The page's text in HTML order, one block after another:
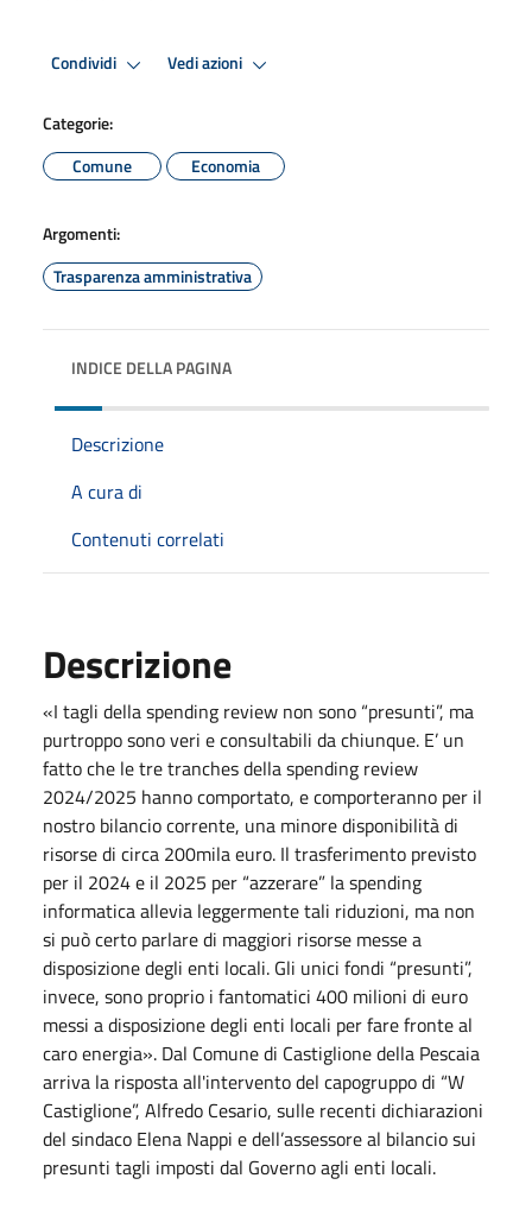
Condividi Vedi azioni
Categorie:
Comune
Economia
Argomenti:
Trasparenza amministrativa
INDICE DELLA PAGINA
Descrizione
A cura di
Contenuti correlati
Descrizione
«I tagli della spending review non sono “presunti”, ma
purtroppo sono veri e consultabili da chiunque. E’ un
fatto che le tre tranches della spending review
2024/2025 hanno comportato, e comporteranno per il
nostro bilancio corrente, una minore disponibilità di
risorse di circa 200mila euro. Il trasferimento previsto
per il 2024 e il 2025 per “azzerare” la spending
informatica allevia leggermente tali riduzioni, ma non
si può certo parlare di maggiori risorse messe a
disposizione degli enti locali. Gli unici fondi “presunti”,
invece, sono proprio i fantomatici 400 milioni di euro
messi a disposizione degli enti locali per fare fronte al
caro energia». Dal Comune di Castiglione della Pescaia
arriva la risposta all'intervento del capogruppo di “W
Castiglione”, Alfredo Cesario, sulle recenti dichiarazioni
del sindaco Elena Nappi e dell’assessore al bilancio sui
presunti tagli imposti dal Governo agli enti locali.